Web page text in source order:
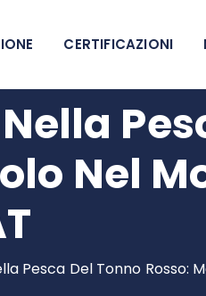
CERTIFICAZIONI
Nel
Pesca Del Tonno Rosso: